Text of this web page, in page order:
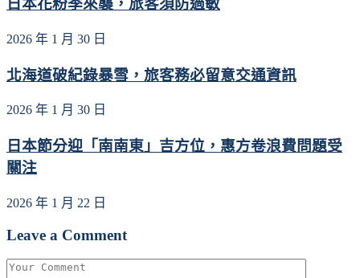
日本花粉季來襲，旅客須防過敏
2026 年 1 月 30 日
北海道破紀錄暴雪，旅客務必留意交通資訊
2026 年 1 月 30 日
日本節分迎「南南東」吉方位，惠方卷浪費問題受
關注
2026 年 1 月 22 日
Leave a Comment